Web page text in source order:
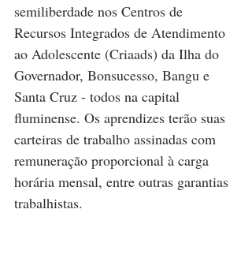
semiliberdade nos Centros de
Recursos Integrados de Atendimento
ao Adolescente (Criaads) da Ilha do
Governador, Bonsucesso, Bangu e
Santa Cruz - todos na capital
fluminense. Os aprendizes terão suas
carteiras de trabalho assinadas com
remuneração proporcional à carga
horária mensal, entre outras garantias
trabalhistas.